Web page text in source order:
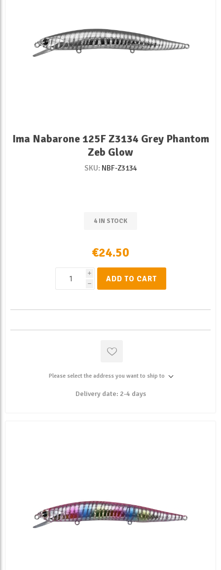
Ima Nabarone 125F Z3134 Grey Phantom
Zeb Glow
SKU: NBF-Z3134
4 IN STOCK
€24.50
i
h
ADD TO CART
Please select the address you want to ship to
Delivery date: 2-4 days